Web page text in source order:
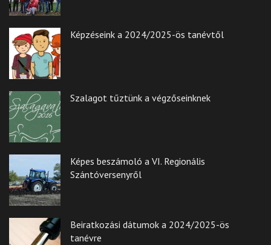
Képzéseink a 2024/2025-ös tanévtől
Szalagot tűztünk a végzőseinknek
Képes beszámoló a VI. Regionális
Szántóversenyről
Beiratkozási dátumok a 2024/2025-ös
tanévre